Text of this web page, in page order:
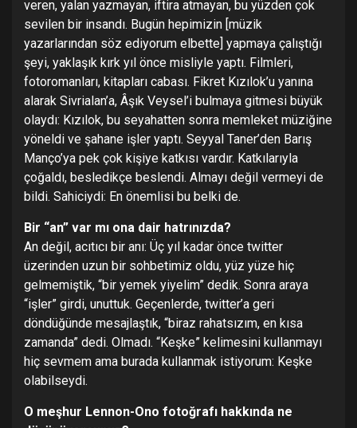
veren, yalan yazmayan, iftira atmayan, bu yüzden çok
sevilen bir insandı. Bugün hepimizin [müzik
yazarlarından söz ediyorum elbette] yapmaya çalıştığı
şeyi, yaklaşık kırk yıl önce misliyle yaptı. Filmleri,
fotoromanları, kitapları cabası. Fikret Kızılok’u yanına
alarak Sivrialan’a, Âşık Veysel’i bulmaya gitmesi büyük
olaydı: Kızılok, bu seyahatten sonra memleket müziğine
yöneldi ve şahane işler yaptı. Seyyal Taner’den Barış
Manço’ya pek çok kişiye katkısı vardır. Katkılarıyla
çoğaldı, besledikçe beslendi. Almayı değil vermeyi de
bildi. Sahiciydi: En önemlisi bu belki de.
Bir “an” var mı ona dair hatrınızda?
An değil, acıtıcı bir anı: Üç yıl kadar önce twitter
üzerinden uzun bir sohbetimiz oldu, yüz yüze hiç
gelmemiştik, “bir yemek yiyelim” dedik. Sonra araya
“işler” girdi, unuttuk. Geçenlerde, twitter’a geri
döndüğünde mesajlaştık, “biraz rahatsızım, en kısa
zamanda” dedi. Olmadı. “Keşke” kelimesini kullanmayı
hiç sevmem ama burada kullanmak istiyorum: Keşke
olabilseydi.
O meşhur Lennon-Ono fotoğrafı hakkında ne